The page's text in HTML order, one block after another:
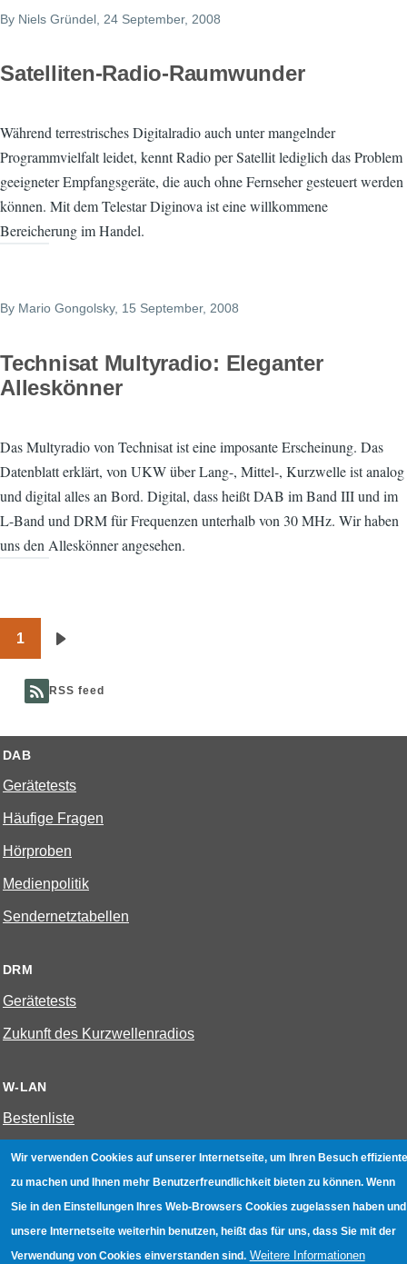
By Niels Gründel , 24 September, 2008
Satelliten-Radio-Raumwunder
Während terrestrisches Digitalradio auch unter mangelnder
Programmvielfalt leidet, kennt Radio per Satellit lediglich das Problem
geeigneter Empfangsgeräte, die auch ohne Fernseher gesteuert werden
können. Mit dem Telestar Diginova ist eine willkommene
Bereicherung im Handel.
By Mario Gongolsky, 15 September, 2008
Technisat Multyradio: Eleganter
Alleskönner
Das Multyradio von Technisat ist eine imposante Erscheinung. Das
Datenblatt erklärt, von UKW über Lang-, Mittel-, Kurzwelle ist analog
und digital alles an Bord. Digital, dass heißt DAB im Band III und im
L-Band und DRM für Frequenzen unterhalb von 30 MHz. Wir haben
uns den Alleskönner angesehen.
Seitennummerierung
1
RSS feed
DAB
Gerätetests
Häufige Fragen
Hörproben
Medienpolitik
Sendernetztabellen
DRM
Gerätetests
Zukunft des Kurzwellenradios
W-LAN
Bestenliste
Geräte mit Aufnahmefunktion
Gerätetests
Hotspot absichern
WLAN-Testbuch
Wir verwenden Cookies auf unserer Internetseite, um Ihren Besuch
zu machen und Ihnen mehr Benutzerfreundlichkeit bieten zu können. Wenn
Sie in den Einstellungen Ihres Web-Browsers Cookies zugelassen haben und
unsere Internetseite weiterhin benutzen, heißt das für uns, dass Sie mit der
Verwendung von Cookies einverstanden sind. Weitere Informationen